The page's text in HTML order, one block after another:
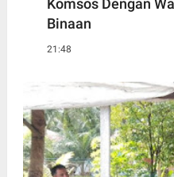
Komsos Dengan
Binaan
21:48